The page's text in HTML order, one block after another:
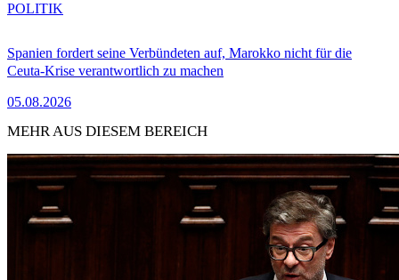
Spanien fordert seine Verbündeten auf, Marokko nicht für die
Ceuta-Krise verantwortlich zu machen
05.08.2026
POLITIK
MEHR AUS DIESEM BEREICH